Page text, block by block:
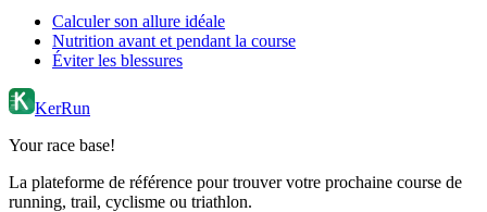
Calculer son allure idéale
Nutrition avant et pendant la course
Éviter les blessures
KerRun
Your race base!
La plateforme de référence pour trouver votre prochaine course de
running, trail, cyclisme ou triathlon.